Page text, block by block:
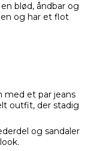
blød, åndbar og
og har et flot
med et par jeans
outfit, der stadig
og sandaler